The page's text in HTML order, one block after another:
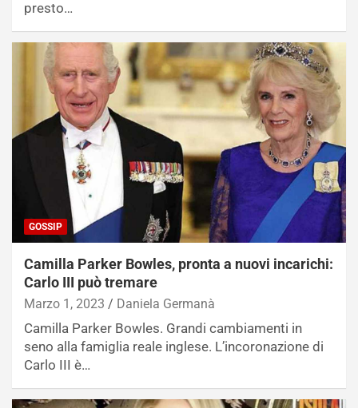
presto…
GOSSIP
Camilla Parker Bowles, pronta a nuovi incarichi:
Carlo III può tremare
Marzo 1, 2023 Daniela Germanà
Camilla Parker Bowles. Grandi cambiamenti in
seno alla famiglia reale inglese. L’incoronazione di
Carlo III è…